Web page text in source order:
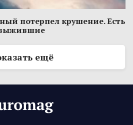
потерпел крушение. Есть
ещё